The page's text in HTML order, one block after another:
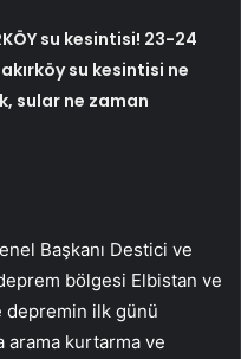
su kesintisi! 23-24
su kesintisi ne
sular ne zaman
Başkanı Destici ve
bölgesi Elbistan ve
depremin ilk günü
arama kurtarma ve